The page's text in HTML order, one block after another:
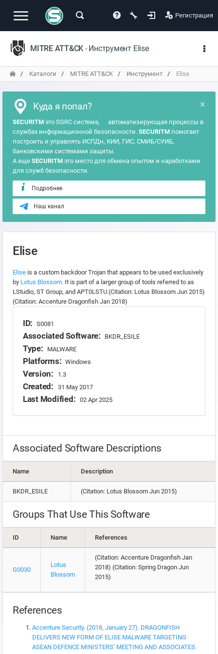
Регистрация
MITRE ATT&CK - Инструмент Elise
Каталоги MITRE ATT&CK Инструмент Elise
×
Куда я попал?
SECURITM это SGRC система, ?
автоматизирующая процессы в
службах информационной безопасности. SECURITM помогает
построить и управлять ИСПДн, КИИ, ГИС, СМИБ/СУИБ,
банковскими системами защиты.
А еще SECURITM это место для обмена опытом и наработками
для служб безопасности.
Подробнее
Наш канал
Elise
Elise is a custom backdoor Trojan that appears to be used exclusively
by Lotus Blossom. It is part of a larger group of tools referred to as
LStudio, ST Group, and APT0LSTU.(Citation: Lotus Blossom Jun 2015)
(Citation: Accenture Dragonfish Jan 2018)
ID: S0081
Associated Software: BKDR_ESILE
Type: MALWARE
Platforms: Windows
Version: 1.3
Created: 31 May 2017
Last Modified: 02 Apr 2025
Associated Software Descriptions
Name Description
BKDR_ESILE (Citation: Lotus Blossom Jun 2015)
Groups That Use This Software
ID Name References
G0030
Lotus
Blossom
(Citation: Accenture Dragonfish Jan
2018) (Citation: Spring Dragon Jun
2015)
References
Accenture Security. (2018, January 27). DRAGONFISH
DELIVERS NEW FORM OF ELISE MALWARE TARGETING
ASEAN DEFENCE MINISTERS’ MEETING AND ASSOCIATES.